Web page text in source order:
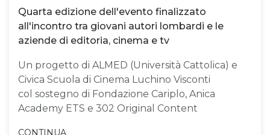
Quarta edizione dell'evento finalizzato
all'incontro tra giovani autori lombardi e le
aziende di editoria, cinema e tv
Un progetto di ALMED (Università Cattolica) e
Civica Scuola di Cinema Luchino Visconti
col sostegno di Fondazione Cariplo, Anica
Academy ETS e 302 Original Content
CONTINUA